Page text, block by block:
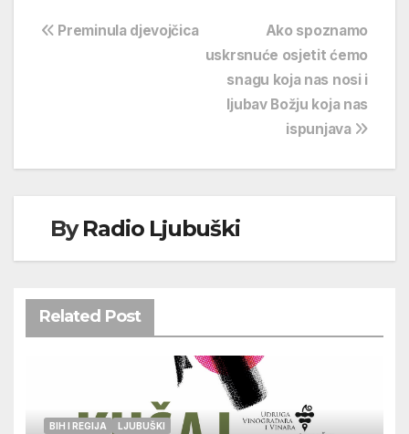
Navigacija
Ako spoznamo
uskrsnuće osjetit ćemo
snagu koja nas nosi i
ljubav Božju koja nas
ispunjava
Preminula djevojčica
ByRadio Ljubuški
Related Post
BIH I REGIJA LJUBUŠKI